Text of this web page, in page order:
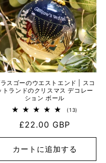
スゴーのウエストエンド | スコ
トランドのクリスマス デコレー
ション ボール
(13)
ー
通
常
価
格
£22.00 GBP
カートに追加する